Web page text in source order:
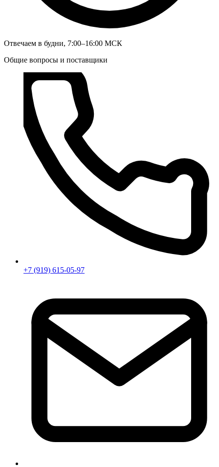
Отвечаем в будни, 7:00–16:00 МСК
Общие вопросы и поставщики
+7 (919) 615-05-97